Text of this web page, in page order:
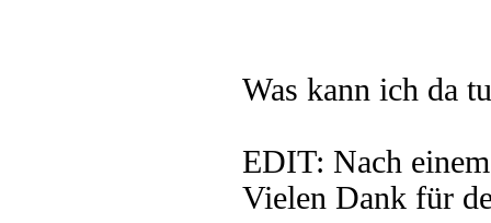
Was kann ich da
EDIT: Nach
Vielen Dank für